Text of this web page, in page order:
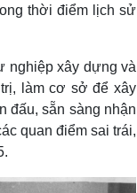
thời điểm lịch sử
nghiệp xây dựng và
làm cơ sở để xây
đấu, sẵn sàng nhận
quan điểm sai trái,